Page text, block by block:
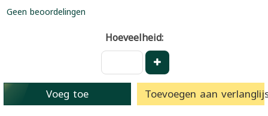
Geen beoordelingen
Hoeveelheid:
Voeg toe Toevoegen aan